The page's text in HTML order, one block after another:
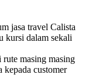
jasa travel Calista
kursi dalam sekali
masing masing
kepada customer